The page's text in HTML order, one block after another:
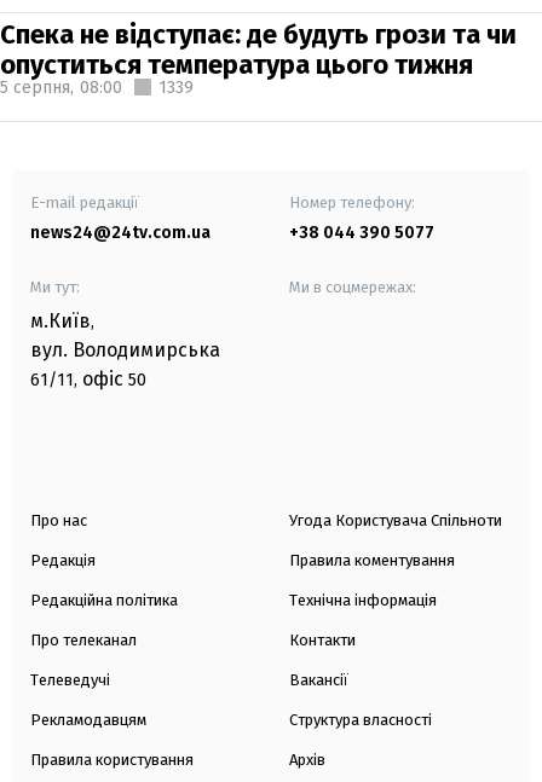
Спека не відступає: де будуть грози та чи
опуститься температура цього тижня
5 серпня, 08:00 1339
E-mail редакції
news24@24tv.com.ua
Номер телефону:
+38 044 390 5077
Ми тут:
м.Київ,
вул. Володимирська
61/11, офіс 50
Ми в соцмережах:
Про нас
Редакція
Редакційна політика
Про телеканал
Телеведучі
Рекламодавцям
Правила користування
Угода Користувача Спільноти
Правила коментування
Технічна інформація
Контакти
Вакансії
Структура власності
Архів